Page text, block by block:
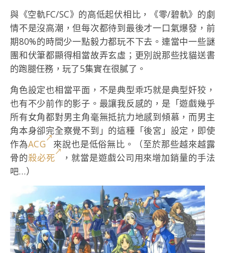
與《空軌FC/SC》的高低起伏相比，《零/碧軌》的劇
情不是沒高潮，但每次都待到最後才一口氣爆發，前
期80%的時間少一點毅力都玩不下去。連當中一些謎
團和伏筆都顯得相當故弄玄虛；更別說那些找貓送書
的跑腿任務，玩了5集實在很膩了。
角色設定也相當平面，不是典型乖巧就是典型奸狡，
也有不少前作的影子。最讓我反感的，是「遊戲幾乎
所有女角都對男主角毫無抵抗力地感到傾慕，而男主
角本身卻完全察覺不到」的這種「後宮」設定，即使
作為ACG
來說也是低俗無比。（至於那些越來越露
骨的殺必死
，就當是遊戲公司用來增加銷量的手法
吧…）